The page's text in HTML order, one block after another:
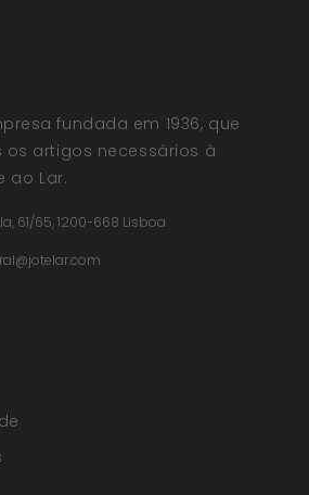
fundada em 1936, que
artigos necessários à
ao Lar.
61/65, 1200-668 Lisboa